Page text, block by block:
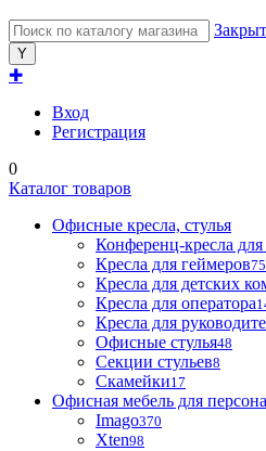
✚
Вход
Регистрация
0
Каталог товаров
Офисные кресла, стулья
Конференц-кресла для
Кресла для геймеров75
Кресла для детских
Кресла для оператора
Кресла для
Офисные стулья48
Секции стульев8
Скамейки17
Офисная мебель для
Imago370
Xten98